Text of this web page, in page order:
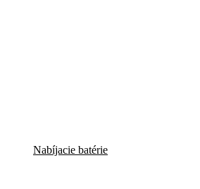
Nabíjacie batérie